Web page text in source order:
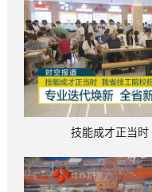
技能成才正当